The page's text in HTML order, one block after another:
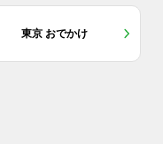
東京 おでかけ